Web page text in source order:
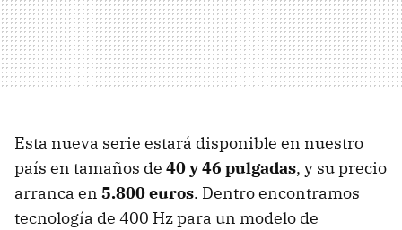
Esta nueva serie estará disponible en nuestro
país en tamaños de 40 y 46 pulgadas, y su precio
arranca en 5.800 euros. Dentro encontramos
tecnología de 400 Hz para un modelo de